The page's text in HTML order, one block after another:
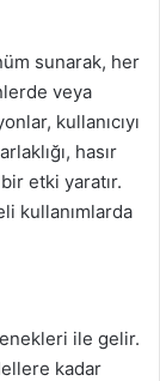
sunarak, her
veya
kullanıcıyı
hasır
etki yaratır.
kullanımlarda
ile gelir.
kadar